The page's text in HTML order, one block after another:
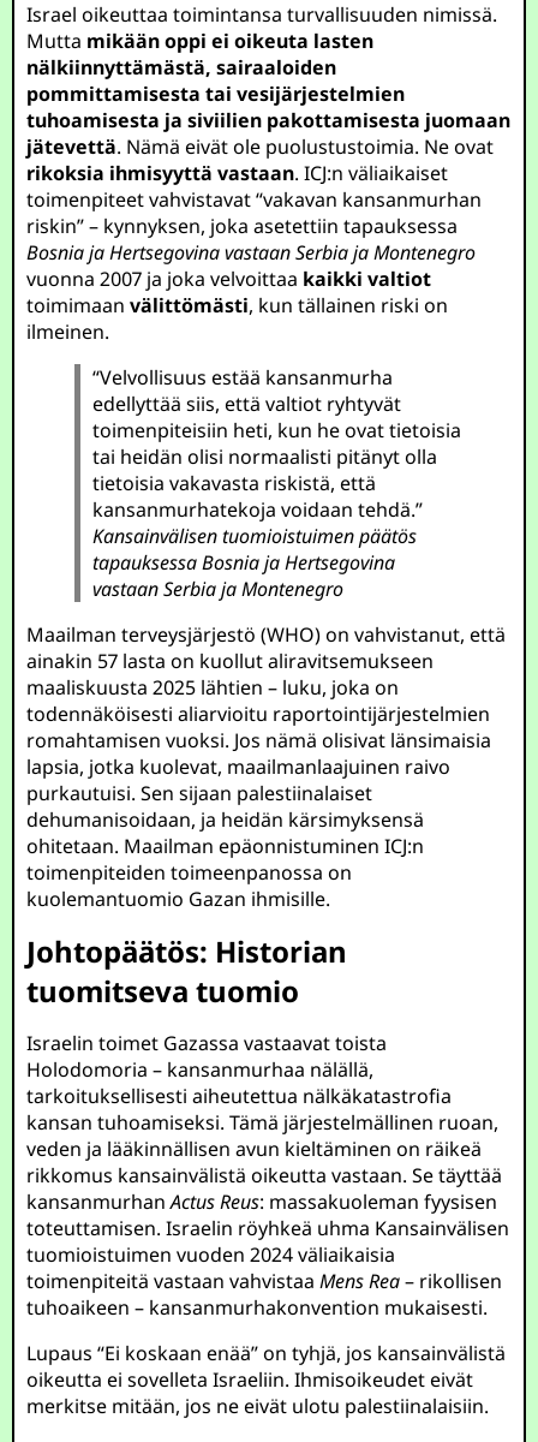
Israel oikeuttaa toimintansa turvallisuuden nimissä.
Mutta mikään oppi ei oikeuta lasten
nälkiinnyttämästä, sairaaloiden
pommittamisesta tai vesijärjestelmien
tuhoamisesta ja siviilien pakottamisesta juomaan
jätevettä. Nämä eivät ole puolustustoimia. Ne ovat
rikoksia ihmisyyttä vastaan. ICJ:n väliaikaiset
toimenpiteet vahvistavat “vakavan kansanmurhan
riskin” – kynnyksen, joka asetettiin tapauksessa
Bosnia ja Hertsegovina vastaan Serbia ja Montenegro
vuonna 2007 ja joka velvoittaa kaikki valtiot
toimimaanvälittömästi, kun tällainen riski on
ilmeinen.
“Velvollisuus estää kansanmurha
edellyttää siis, että valtiot ryhtyvät
toimenpiteisiin heti, kun he ovat tietoisia
tai heidän olisi normaalisti pitänyt olla
tietoisia vakavasta riskistä, että
kansanmurhatekoja voidaan tehdä.”
Kansainvälisen tuomioistuimen päätös
tapauksessa Bosnia ja Hertsegovina
vastaan Serbia ja Montenegro
Maailman terveysjärjestö (WHO) on vahvistanut, että
ainakin 57 lasta on kuollut aliravitsemukseen
maaliskuusta 2025 lähtien – luku, joka on
todennäköisesti aliarvioitu raportointijärjestelmien
romahtamisen vuoksi. Jos nämä olisivat länsimaisia
lapsia, jotka kuolevat, maailmanlaajuinen raivo
purkautuisi. Sen sijaan palestiinalaiset
dehumanisoidaan, ja heidän kärsimyksensä
ohitetaan. Maailman epäonnistuminen ICJ:n
toimenpiteiden toimeenpanossa on
kuolemantuomio Gazan ihmisille.
Johtopäätös: Historian
tuomitseva tuomio
Israelin toimet Gazassa vastaavat toista
Holodomoria – kansanmurhaa nälällä,
tarkoituksellisesti aiheutettua nälkäkatastrofia
kansan tuhoamiseksi. Tämä järjestelmällinen ruoan,
veden ja lääkinnällisen avun kieltäminen on räikeä
rikkomus kansainvälistä oikeutta vastaan. Se täyttää
kansanmurhanActus Reus: massakuoleman fyysisen
toteuttamisen. Israelin röyhkeä uhma Kansainvälisen
tuomioistuimen vuoden 2024 väliaikaisia
toimenpiteitä vastaan vahvistaaMens Rea– rikollisen
tuhoaikeen – kansanmurhakonvention mukaisesti.
Lupaus “Ei koskaan enää” on tyhjä, jos kansainvälistä
oikeutta ei sovelleta Israeliin. Ihmisoikeudet eivät
merkitse mitään, jos ne eivät ulotu palestiinalaisiin.